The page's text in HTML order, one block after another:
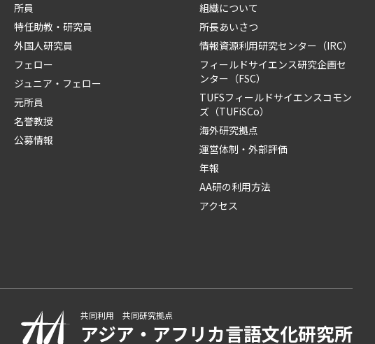
所員
特任助教・研究員
外国人研究員
フェロー
ジュニア・フェロー
元所員
名誉教授
公募情報
組織について
所長あいさつ
情報資源利用研究センター（IRC）
フィールドサイエンス研究企画セ
ンター（FSC）
TUFSフィールドサイエンスコモン
ズ（TUFiSCo）
海外研究拠点
運営体制・外部評価
年報
AA研の利用方法
アクセス
共同利用 共同研究拠点
アジア・アフリカ言語文化研究所